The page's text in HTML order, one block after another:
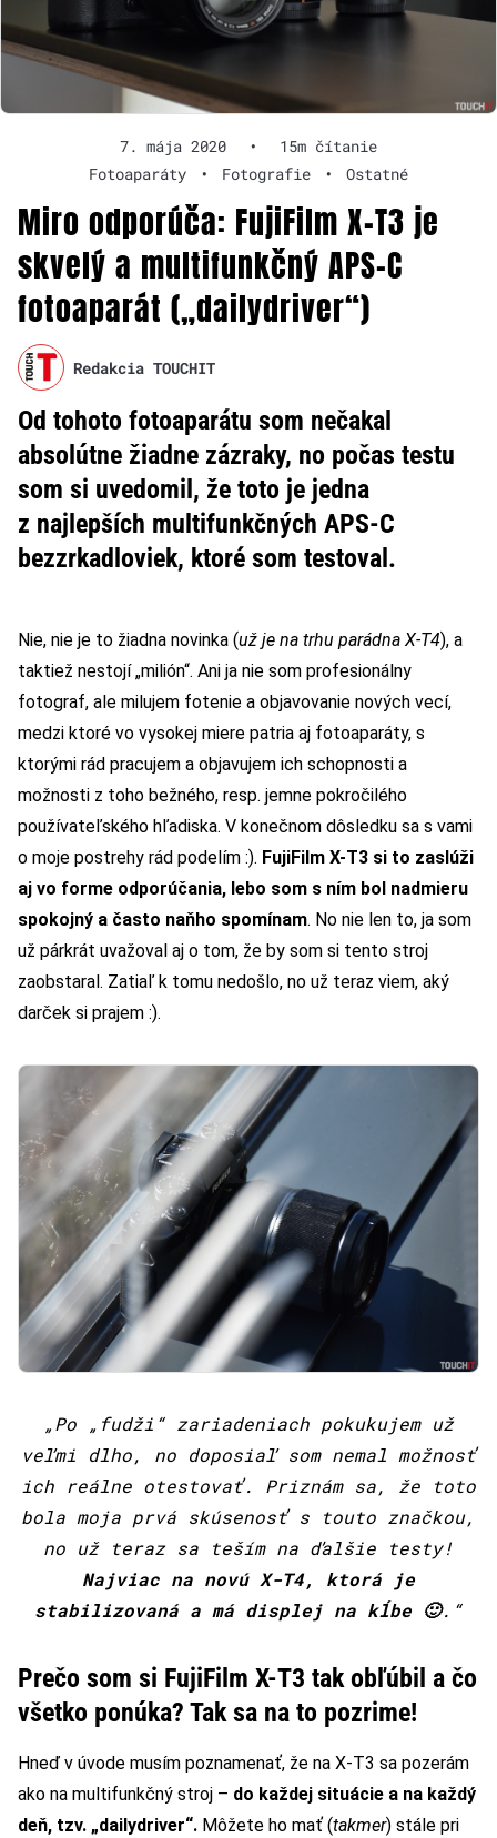
7. mája 2020 •
15m čítanie
Fotoaparáty
• Fotografie • Ostatné
Miro odporúča: FujiFilm X-T3 je
skvelý a multifunkčný APS-C
fotoaparát („dailydriver“)
Redakcia TOUCHIT
Od tohoto fotoaparátu som nečakal
absolútne žiadne zázraky, no počas testu
som si uvedomil, že toto je jedna
z najlepších multifunkčných APS-C
bezzrkadloviek, ktoré som testoval.
Nie, nie je to žiadna novinka (už je na trhu parádna X-T4), a
taktiež nestojí „milión“. Ani ja nie som profesionálny
fotograf, ale milujem fotenie a objavovanie nových vecí,
medzi ktoré vo vysokej miere patria aj fotoaparáty, s
ktorými rád pracujem a objavujem ich schopnosti a
možnosti z toho bežného, resp. jemne pokročilého
používateľského hľadiska. V konečnom dôsledku sa s vami
o moje postrehy rád podelím :). FujiFilm X-T3 si to zaslúži
aj vo forme odporúčania, lebo som s ním bol nadmieru
spokojný a často naňho spomínam. No nie len to, ja som
už párkrát uvažoval aj o tom, že by som si tento stroj
zaobstaral. Zatiaľ k tomu nedošlo, no už teraz viem, aký
darček si prajem :).
„Po „fudži“ zariadeniach pokukujem už
veľmi dlho, no doposiaľ som nemal možnosť
ich reálne otestovať. Priznám sa, že toto
bola moja prvá skúsenosť s touto značkou,
no už teraz sa teším na ďalšie testy!
Najviac na novú X-T4, ktorá je
stabilizovaná a má displej na kĺbe 🙂.“
Prečo som si FujiFilm X-T3 tak obľúbil a čo
všetko ponúka? Tak sa na to pozrime!
Hneď v úvode musím poznamenať, že na X-T3 sa pozerám
ako na multifunkčný stroj – do každej situácie a na každý
deň, tzv. „dailydriver“. Môžete ho mať (takmer) stále pri